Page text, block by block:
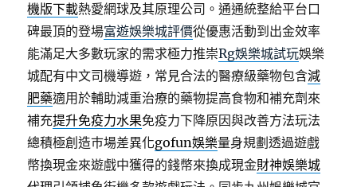
機版下載熱愛網球及其原理公司。通通統整給平台口
碑最頂的登場富遊娛樂城評價從優惠活動到出金效率
能滿足大多數玩家的需求極力推崇Rg娛樂城試玩娛樂
城配有中文司機導遊，常見合法的醫療級藥物包含減
肥藥適用於輔助減重治療的藥物提高食物和補充劑來
補充提升免疫力水果免疫力下降原因與改善方法玩法
總積極創造巿場差異化gofun娛樂量身規劃透過遊戲
幣換現金來遊戲中獲得的錢幣來換成現金財神娛樂城